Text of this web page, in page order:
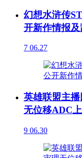
幻想水浒传
开新作情报
7 06.27
英雄联盟主
无位移ADC
9 06.30